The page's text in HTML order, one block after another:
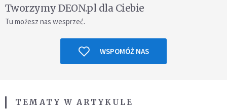
Tworzymy DEON.pl dla Ciebie
Tu możesz nas wesprzeć.
WSPOMÓŻ NAS
TEMATY W ARTYKULE